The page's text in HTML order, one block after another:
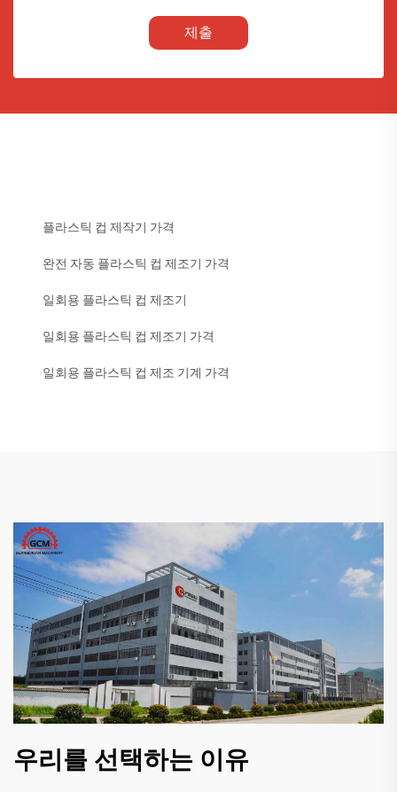
제출
플라스틱 컵 제작기 가격
완전 자동 플라스틱 컵 제조기 가격
일회용 플라스틱 컵 제조기
일회용 플라스틱 컵 제조기 가격
일회용 플라스틱 컵 제조 기계 가격
우리를 선택하는 이유